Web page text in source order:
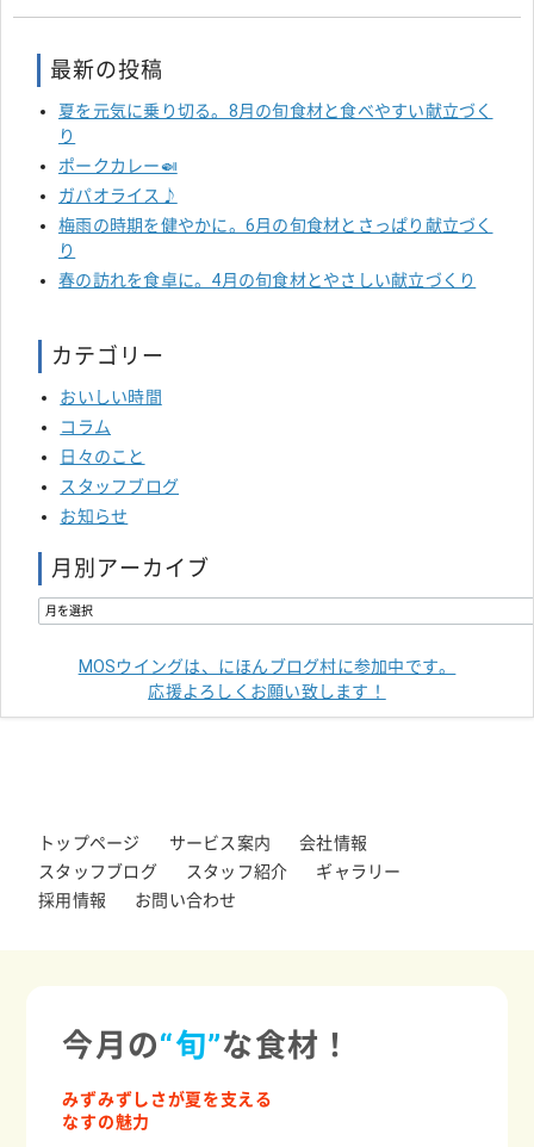
最新の投稿
夏を元気に乗り切る。8月の旬食材と食べやすい献立づく
り
ポークカレー🍛
ガパオライス♪
梅雨の時期を健やかに。6月の旬食材とさっぱり献立づく
り
春の訪れを食卓に。4月の旬食材とやさしい献立づくり
カテゴリー
おいしい時間
コラム
日々のこと
スタッフブログ
お知らせ
月別アーカイブ
MOSウイングは、にほんブログ村に参加中です。
応援よろしくお願い致します！
トップページ サービス案内
会社情報
スタッフブログ
スタッフ紹介
ギャラリー
採用情報
お問い合わせ
今月の“旬”な食材！
みずみずしさが夏を支える
なすの魅力